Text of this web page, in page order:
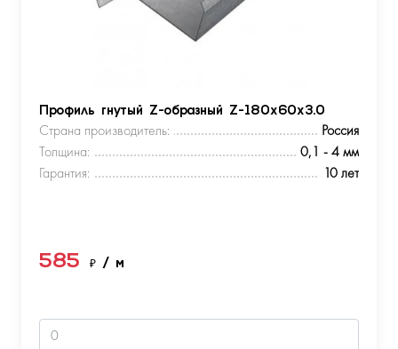
Профиль гнутый Z-образный Z-180х60х3.0
Страна производитель:
Россия
Толщина:
0,1 - 4 мм
Гарантия:
10 лет
585 ₽ / м